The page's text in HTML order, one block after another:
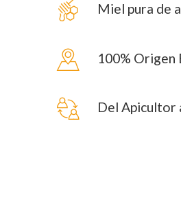
Miel pura de
100% Origen
Del Apicultor